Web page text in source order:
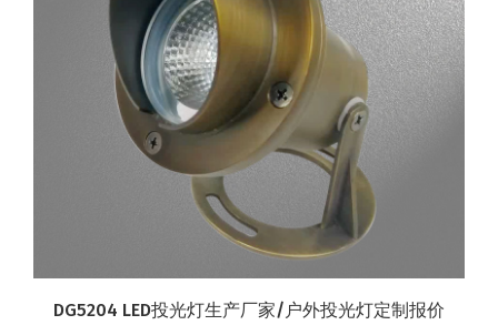
DG5204 LED投光灯生产厂家/户外投光灯定制报价